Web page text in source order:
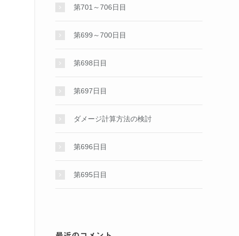
第701～706日目
第699～700日目
第698日目
第697日目
ダメージ計算方法の検討
第696日目
第695日目